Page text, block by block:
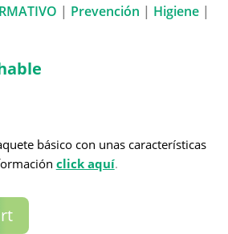
| Prevención | Higiene|
básico con unas características
click aquí.